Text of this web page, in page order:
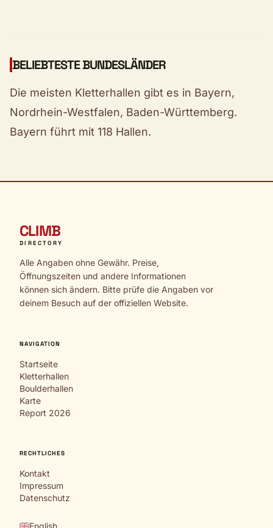
BELIEBTESTE BUNDESLÄNDER
Die meisten Kletterhallen gibt es in Bayern,
Nordrhein-Westfalen, Baden-Württemberg.
Bayern führt mit 118 Hallen.
CLIMB
DIRECTORY
Alle Angaben ohne Gewähr. Preise,
Öffnungszeiten und andere Informationen
können sich ändern. Bitte prüfe die Angaben vor
deinem Besuch auf der offiziellen Website.
NAVIGATION
Startseite
Kletterhallen
Boulderhallen
Karte
Report 2026
RECHTLICHES
Kontakt
Impressum
Datenschutz
English